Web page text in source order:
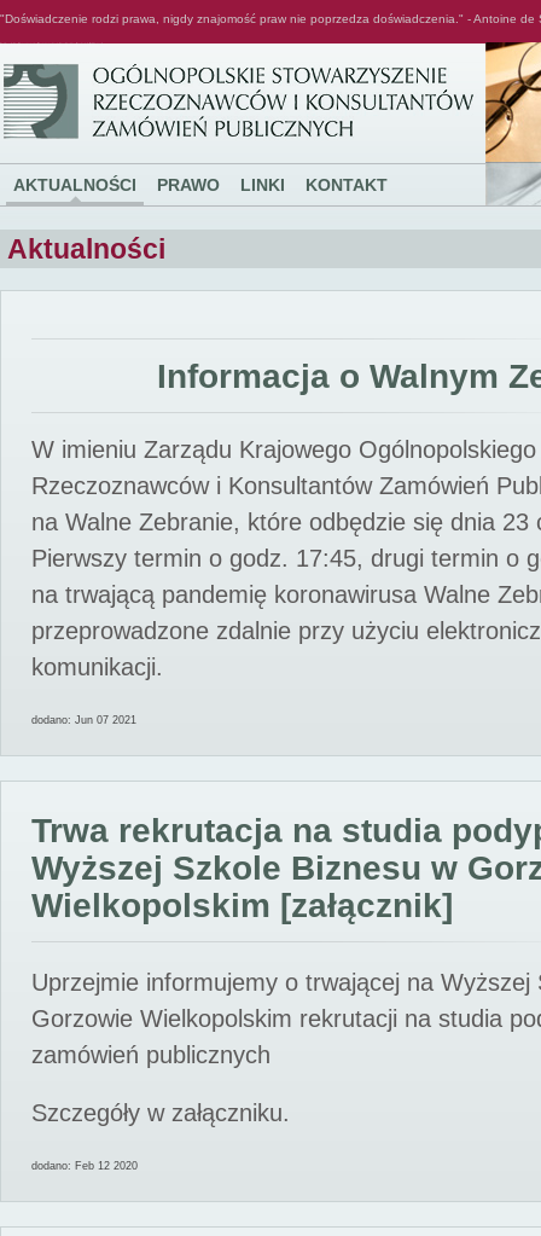
"Doświadczenie rodzi prawa, nigdy znajomość praw nie poprzedza doświadczenia." - Antoine de
AKTUALNOŚCI PRAWO LINKI KONTAKT
Aktualności
Informacja o Walnym
W imieniu Zarządu Krajowego
Rzeczoznawców i Konsultantów Zamówień
na Walne Zebranie, które odbędzie się dnia 23
Pierwszy termin o godz. 17:45, drugi termin o
na trwającą pandemię koronawirusa Walne
przeprowadzone zdalnie przy użyciu
komunikacji.
dodano: Jun 07 2021
Trwa rekrutacja na studia
Wyższej Szkole Biznesu w
Wielkopolskim [załącznik]
Uprzejmie informujemy o trwającej na Wyższej
Gorzowie Wielkopolskim rekrutacji na studia
zamówień publicznych
Szczegóły w załączniku.
dodano: Feb 12 2020